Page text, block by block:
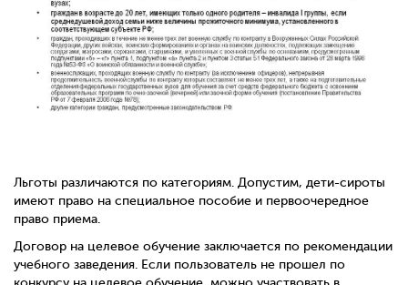
Льготы различаются по категориям. Допустим, дети-сироты
имеют право на специальное пособие и первоочередное
право приема.
Договор на целевое обучение заключается по рекомендации
учебного заведения. Если пользователь не прошел по